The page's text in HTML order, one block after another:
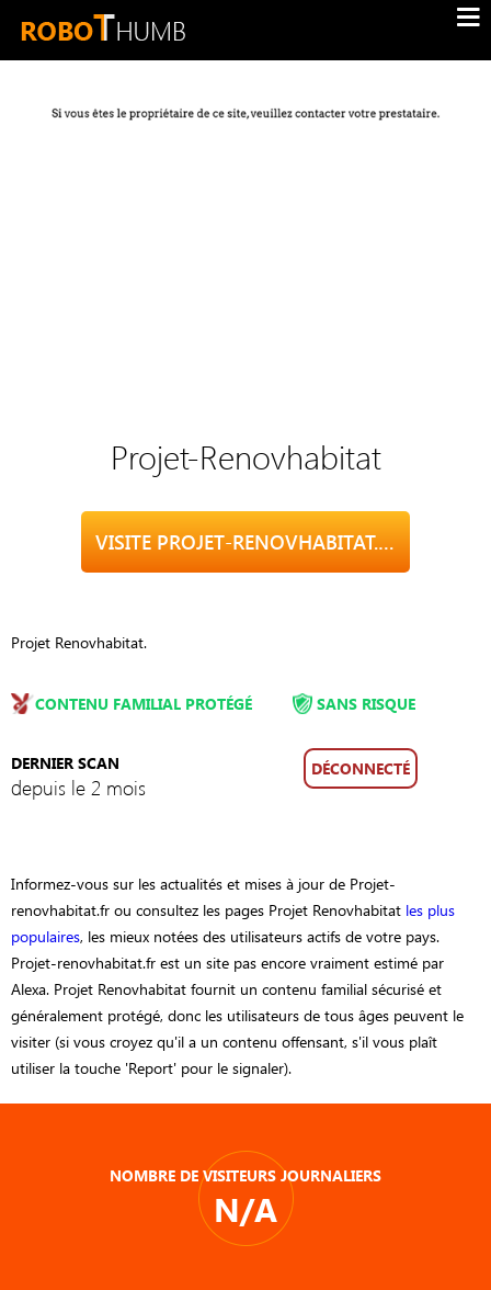
Projet-Renovhabitat
VISITE PROJET-RENOVHABITAT.FR
Projet Renovhabitat.
CONTENU FAMILIAL PROTÉGÉ
DERNIER SCAN
depuis le 2 mois
SANS RISQUE
DÉCONNECTÉ
Informez-vous sur les actualités et mises à jour de Projet-
renovhabitat.fr ou consultez les pages Projet Renovhabitat les plus
populaires, les mieux notées des utilisateurs actifs de votre pays.
Projet-renovhabitat.fr est un site pas encore vraiment estimé par
Alexa. Projet Renovhabitat fournit un contenu familial sécurisé et
généralement protégé, donc les utilisateurs de tous âges peuvent le
visiter (si vous croyez qu'il a un contenu offensant, s'il vous plaît
utiliser la touche 'Report' pour le signaler).
NOMBRE DE VISITEURS JOURNALIERS
N/A